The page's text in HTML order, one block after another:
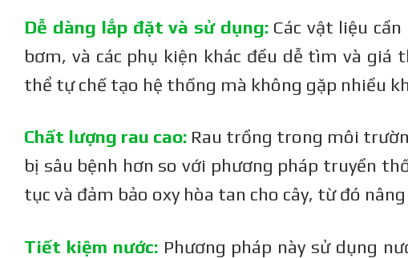
4. Bảo trì hệ thống:
V. Các kỹ thuật trồng rau thủy canh bằng
ống nhựa PVC:
1. Trồng rau thủy canh NFT (Nutrient Film
Technique):
3. Trồng rau thủy canh DWC (Deep Water
Culture):
4. Trồng rau thủy canh aeroponic:
VI. Một số loại rau phù hợp trồng thủy canh
bằng ống nhựa PVC:
2. Các loại rau củ quả:
Dễ dàng lắp đặt và sử dụng:Các vật liệu cần
bơm, và các phụ kiện khác đều dễ tìm và giá
thể tự chế tạo hệ thống mà không gặp nhiều
Chất lượng rau cao: Rau trồng trong môi
bị sâu bệnh hơn so với phương pháp truyền
tục và đảm bảo oxy hòa tan cho cây, từ đó
Tiết kiệm nước:Phương pháp này sử dụng